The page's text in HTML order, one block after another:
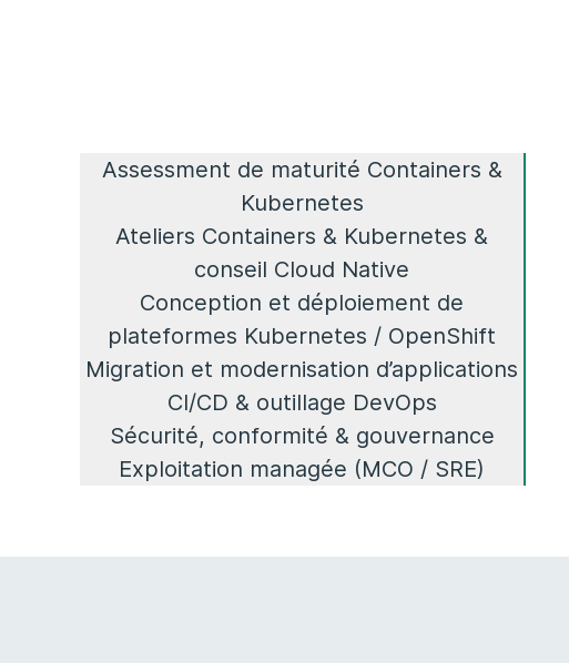
Assessment de maturité Containers &
Kubernetes
Ateliers Containers & Kubernetes &
conseil Cloud Native
Conception et déploiement de
plateformes Kubernetes / OpenShift
Migration et modernisation d’applications
CI/CD & outillage DevOps
Sécurité, conformité & gouvernance
Exploitation managée (MCO / SRE)